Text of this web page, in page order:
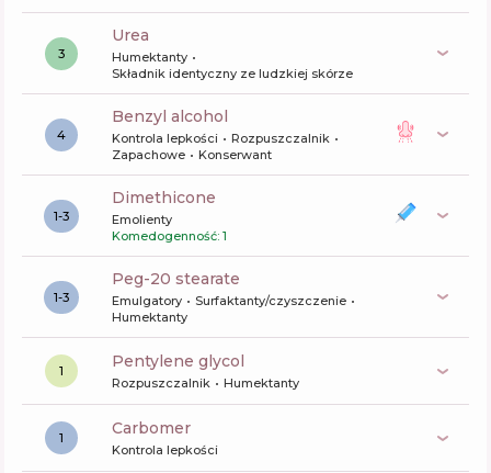
3
urea
Humektanty
Składnik identyczny ze ludzkiej skórze
4
benzyl alcohol
Kontrola lepkości
Rozpuszczalnik
Zapachowe
Konserwant
1-3
dimethicone
Emolienty
Komedogenność: 1
1-3
peg-20 stearate
Emulgatory
Surfaktanty/czyszczenie
Humektanty
1 pentylene glycol
Rozpuszczalnik Humektanty
1 carbomer
Kontrola lepkości